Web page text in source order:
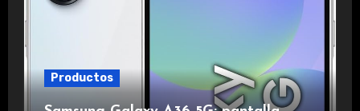
Productos